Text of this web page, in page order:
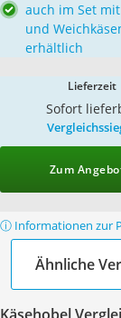
auch im Set
und
erhältlich
Lieferzeit
Sofort
Zum
ⓘ Informationen zur
Ähnliche